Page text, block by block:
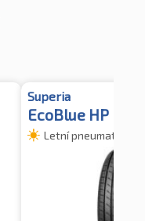
Superia
EcoBlue HP
Letní pneumatiky